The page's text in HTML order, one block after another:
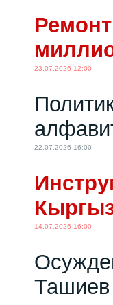
23.07.2026 12:00
22.07.2026 16:00
14.07.2026 16:00
Ташиев